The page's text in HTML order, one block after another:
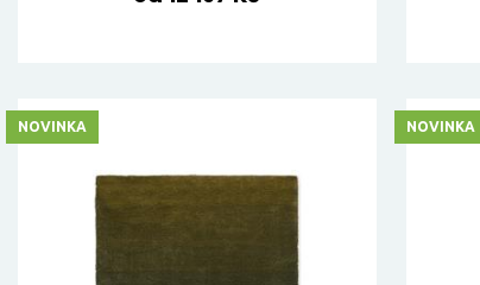
NOVINKA NOVINKA